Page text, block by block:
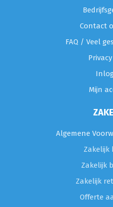
Contact
FAQ / Veel
Mijn
Algemene
Zakelijk
Zakelijk
Zakelijk
Offerte